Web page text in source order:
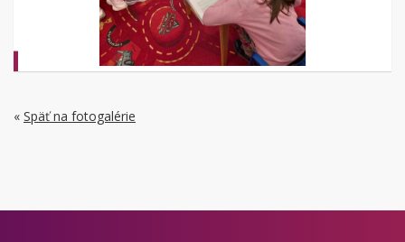
« Späť na fotogalérie